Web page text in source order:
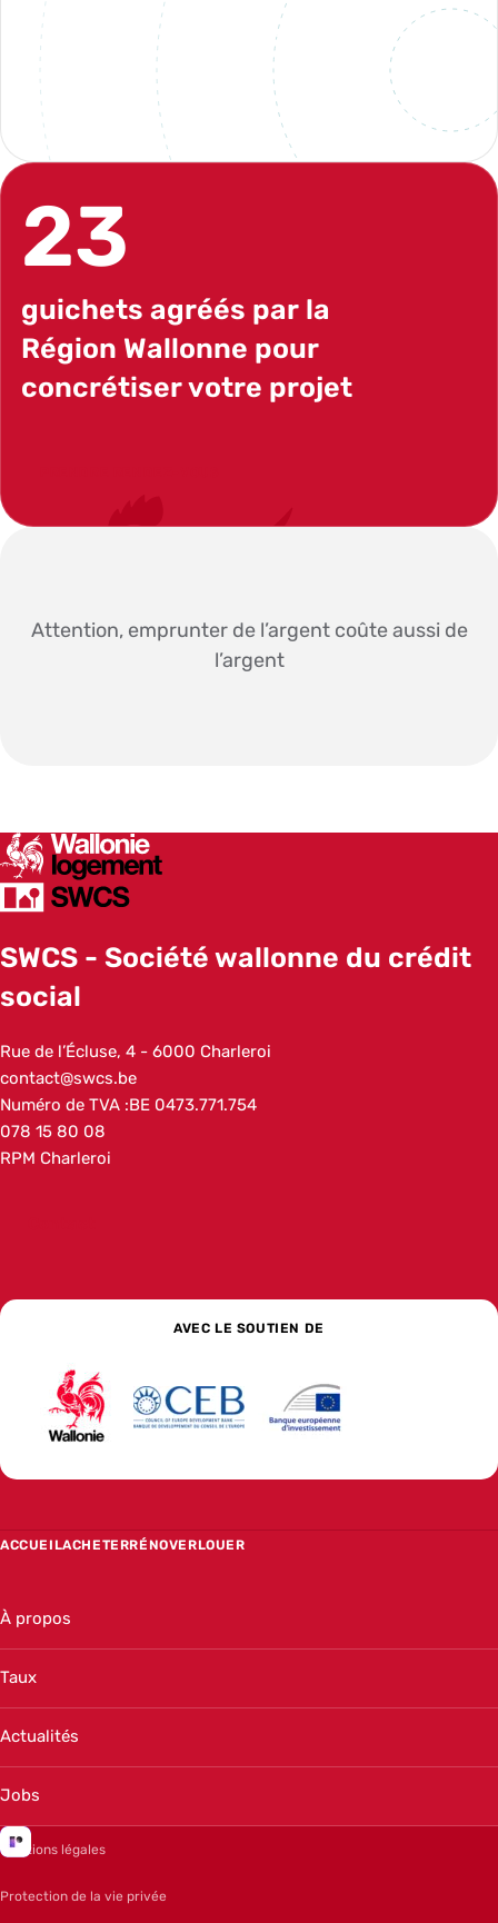
Mon espace AppiCrédit
23
guichets agréés par la
Région Wallonne pour
concrétiser votre projet
Attention, emprunter de l’argent coûte aussi de
l’argent
SWCS
SWCS - Société wallonne du crédit
social
Addresse
Rue de l’Écluse, 4 6000 Charleroi
Adresse e-mail
contact@swcs.be
Numéro de TVA :BE 0473.771.754
Numéro de téléphone
078 15 80 08
Autre
RPM Charleroi
AVEC LE SOUTIEN DE
ACCUEILACHETERRÉNOVERLOUER
À propos
Taux
Actualités
Jobs
Mentions légales
Protection de la vie privée